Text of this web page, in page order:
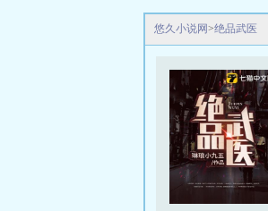
悠久小说网>绝品武医